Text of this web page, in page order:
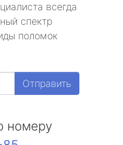
всегда
спектр
поломок
Отправить
номеру